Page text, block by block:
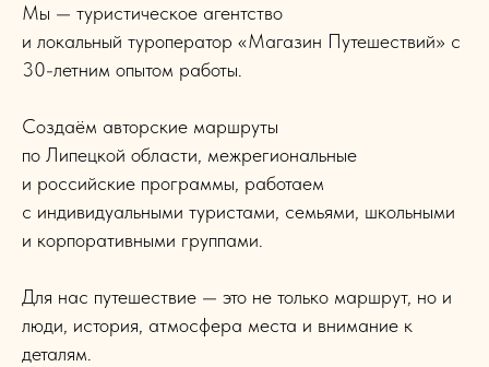
Мы — туристическое агентство
и локальный туроператор «Магазин Путешествий» с
30-летним опытом работы.
Создаём авторские маршруты
по Липецкой области, межрегиональные
и российские программы, работаем
с индивидуальными туристами, семьями, школьными
и корпоративными группами.
Для нас путешествие — это не только маршрут, но и
люди, история, атмосфера места и внимание к
деталям.